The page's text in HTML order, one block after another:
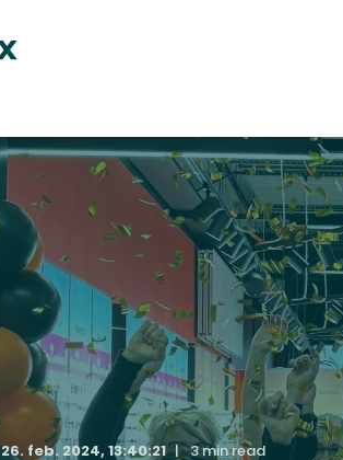
26. feb. 2024, 13:40:21 3 min read